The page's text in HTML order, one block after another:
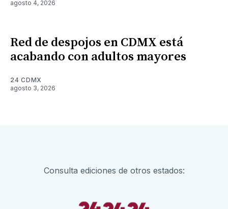
agosto 4, 2026
Red de despojos en CDMX está
acabando con adultos mayores
24 CDMX
agosto 3, 2026
Consulta ediciones de otros estados: